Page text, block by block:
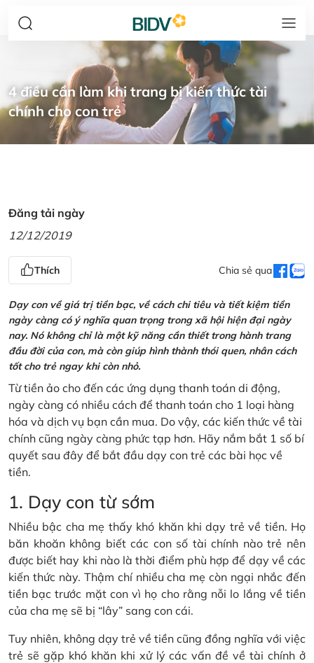
4 điều cần làm khi trang bị kiến thức tài
chính cho con trẻ
Đăng tải ngày
12/12/2019
Thích Chia sẻ qua
Dạy con về giá trị tiền bạc, về cách chi tiêu và tiết kiệm tiền
ngày càng có ý nghĩa quan trọng trong xã hội hiện đại ngày
nay. Nó không chỉ là một kỹ năng cần thiết trong hành trang
đầu đời của con, mà còn giúp hình thành thói quen, nhân cách
tốt cho trẻ ngay khi còn nhỏ.
Từ tiền ảo cho đến các ứng dụng thanh toán di động,
ngày càng có nhiều cách để thanh toán cho 1 loại hàng
hóa và dịch vụ bạn cần mua. Do vậy, các kiến thức về tài
chính cũng ngày càng phức tạp hơn. Hãy nắm bắt 1 số bí
quyết sau đây để bắt đầu dạy con trẻ các bài học về
tiền.
1. Dạy con từ sớm
Nhiều bậc cha mẹ thấy khó khăn khi dạy trẻ về tiền. Họ
băn khoăn không biết các con số tài chính nào trẻ nên
được biết hay khi nào là thời điểm phù hợp để dạy về các
kiến thức này. Thậm chí nhiều cha mẹ còn ngại nhắc đến
tiền bạc trước mặt con vì họ cho rằng nỗi lo lắng về tiền
của cha mẹ sẽ bị “lây” sang con cái.
Tuy nhiên, không dạy trẻ về tiền cũng đồng nghĩa với việc
trẻ sẽ gặp khó khăn khi xử lý các vấn đề về tài chính ở